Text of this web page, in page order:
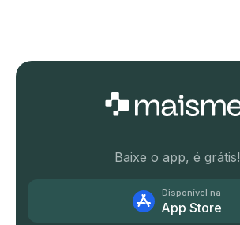
Baixe o app, é grátis!
Disponível na
App Store